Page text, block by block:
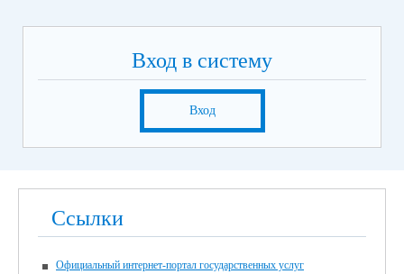
Вход в систему
Вход
Ссылки
Официальный интернет-портал государственных услуг